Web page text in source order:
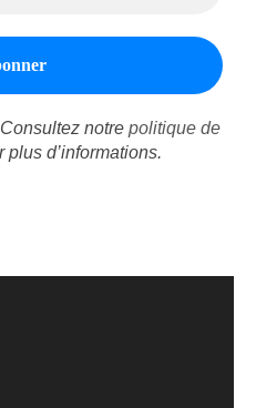
notre politique de
plus d’informations.